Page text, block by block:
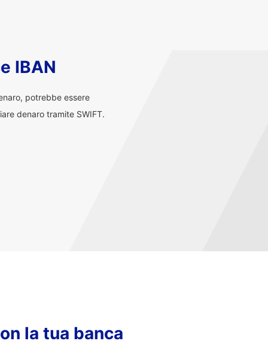
IBAN
potrebbe essere
denaro tramite SWIFT.
la tua banca